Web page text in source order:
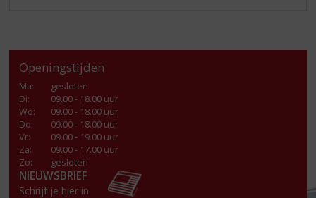
Openingstijden
Ma:
gesloten
Di:
09.00 - 18.00 uur
Wo:
09.00 - 18.00 uur
Do:
09.00 - 18.00 uur
Vr:
09.00 - 19.00 uur
Za:
09.00 - 17.00 uur
Zo:
gesloten
NIEUWSBRIEF
Schrijf je hier in